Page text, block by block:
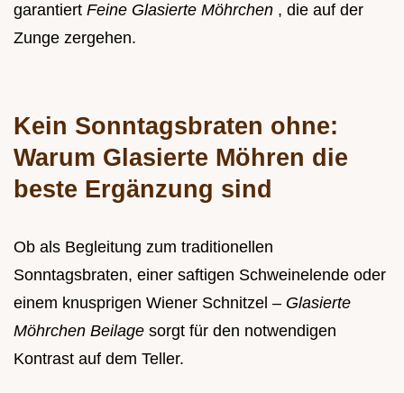
garantiert Feine Glasierte Möhrchen , die auf der
Zunge zergehen.
Kein Sonntagsbraten ohne:
Warum Glasierte Möhren die
beste Ergänzung sind
Ob als Begleitung zum traditionellen
Sonntagsbraten, einer saftigen Schweinelende oder
einem knusprigen Wiener Schnitzel – Glasierte
Möhrchen Beilage sorgt für den notwendigen
Kontrast auf dem Teller.